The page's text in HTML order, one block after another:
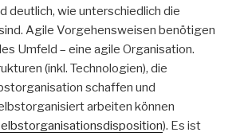
deutlich, wie unterschiedlich die
Agile Vorgehensweisen benötigen
Umfeld – eine agile Organisation.
(inkl. Technologien), die
schaffen und
arbeiten können
). Es ist